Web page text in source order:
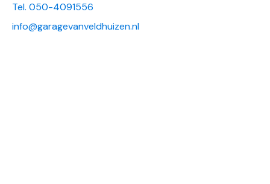
Tel. 050-4091556
info@garagevanveldhuizen.nl